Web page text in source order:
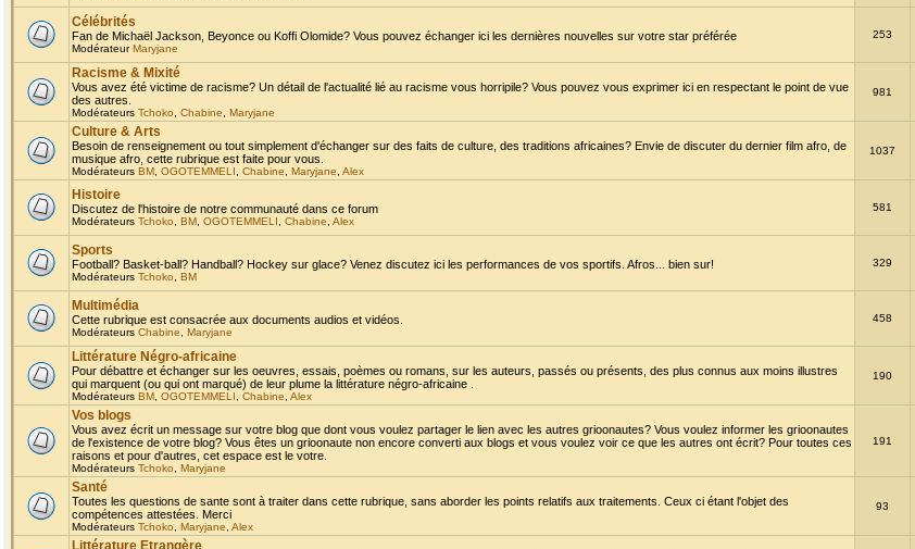
Célébrités
Fan de Michaël Jackson, Beyonce ou Koffi Olomide? Vous pouvez échanger ici les dernières nouvelles sur votre star préférée
ModérateurMaryjane
253
Racisme & Mixité
Vous avez été victime de racisme? Un détail de l'actualité lié au racisme vous horripile? Vous pouvez vous exprimer ici en respectant le point de vue
des autres.
Modérateurs Tchoko Chabine Maryjane
981
Culture & Arts
Besoin de renseignement ou tout simplement d'échanger sur des faits de culture, des traditions africaines? Envie de discuter du dernier film afro, de
musique afro, cette rubrique est faite pour vous.
Modérateurs BM OGOTEMMELI Chabine Maryjane Alex
1037
Histoire
Discutez de l'histoire de notre communauté dans ce forum
Modérateurs Tchoko BM OGOTEMMELI Chabine Alex
581
Sports
Football? Basket-ball? Handball? Hockey sur glace? Venez discutez ici les performances de vos sportifs. Afros... bien sur!
Modérateurs Tchoko BM
329
Multimédia
Cette rubrique est consacrée aux documents audios et vidéos.
Modérateurs Chabine Maryjane
458
Littérature Négro-africaine
Pour débattre et échanger sur les oeuvres, essais, poèmes ou romans, sur les auteurs, passés ou présents, des plus connus aux moins illustres
qui marquent (ou qui ont marqué) de leur plume la littérature négro-africaine .
Modérateurs BM OGOTEMMELI Chabine Alex
190
Vos blogs
Vous avez écrit un message sur votre blog que dont vous voulez partager le lien avec les autres grioonautes? Vous voulez informer les grioonautes
de l'existence de votre blog? Vous êtes un grioonaute non encore converti aux blogs et vous voulez voir ce que les autres ont écrit? Pour toutes ces
raisons et pour d'autres, cet espace est le votre.
Modérateurs Tchoko Maryjane
191
Santé
Toutes les questions de sante sont à traiter dans cette rubrique, sans aborder les points relatifs aux traitements. Ceux ci étant l'objet des
compétences attestées. Merci
Modérateurs Tchoko Maryjane Alex
93
Littérature Etrangère